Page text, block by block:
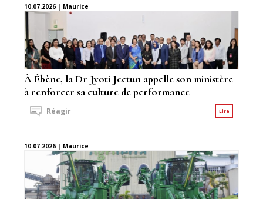
10.07.2026 | Maurice
À Ébène, la Dr Jyoti Jeetun appelle son ministère
à renforcer sa culture de performance
Lire
Réagir
10.07.2026 | Maurice